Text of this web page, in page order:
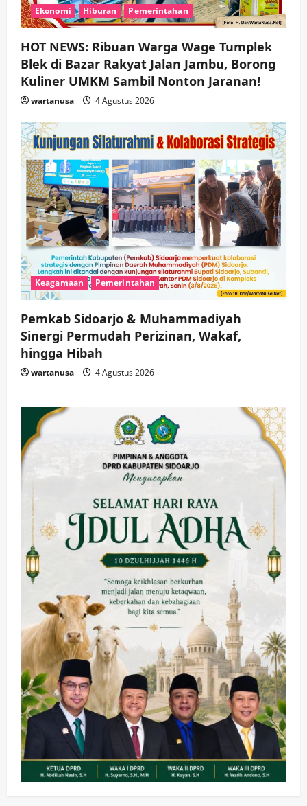
Ekonomi Hiburan Pemerintahan
HOT NEWS: Ribuan Warga Wage Tumplek
Blek di Bazar Rakyat Jalan Jambu, Borong
Kuliner UMKM Sambil Nonton Jaranan!
wartanusa 4 Agustus 2026
Keagamaan Pemerintahan
Pemkab Sidoarjo & Muhammadiyah
Sinergi Permudah Perizinan, Wakaf,
hingga Hibah
wartanusa 4 Agustus 2026